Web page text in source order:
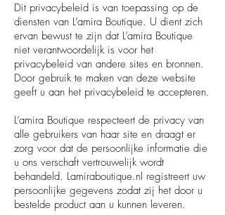
Dit privacybeleid is van toepassing op de
diensten van L’amira Boutique. U dient zich
ervan bewust te zijn dat L’amira Boutique
niet verantwoordelijk is voor het
privacybeleid van andere sites en bronnen.
Door gebruik te maken van deze website
geeft u aan het privacybeleid te accepteren.
L’amira Boutique respecteert de privacy van
alle gebruikers van haar site en draagt er
zorg voor dat de persoonlijke informatie die
u ons verschaft vertrouwelijk wordt
behandeld. Lamiraboutique.nl registreert uw
persoonlijke gegevens zodat zij het door u
bestelde product aan u kunnen leveren.